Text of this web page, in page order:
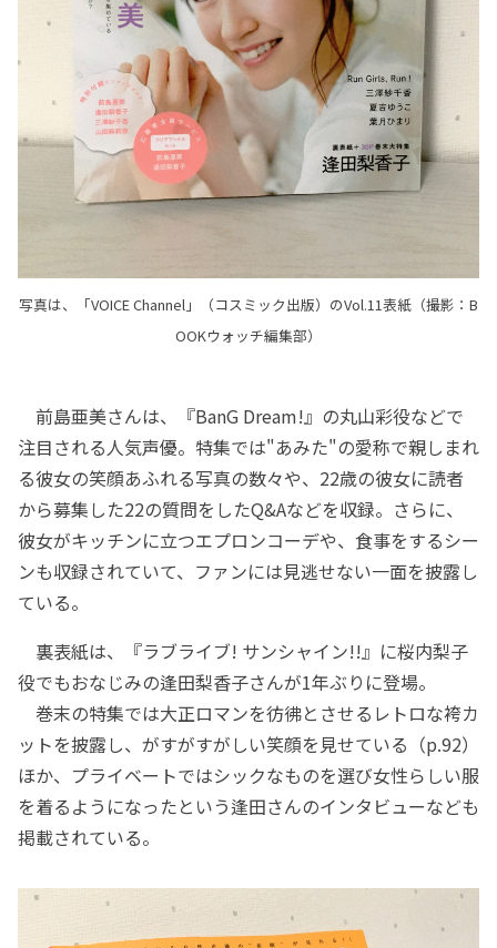
写真は、「VOICE Channel」（コスミック出版）のVol.11表紙（撮影：B
OOKウォッチ編集部）
前島亜美さんは、『BanG Dream!』の丸山彩役などで
注目される人気声優。特集では"あみた"の愛称で親しまれ
る彼女の笑顔あふれる写真の数々や、22歳の彼女に読者
から募集した22の質問をしたQ&Aなどを収録。さらに、
彼女がキッチンに立つエプロンコーデや、食事をするシー
ンも収録されていて、ファンには見逃せない一面を披露し
ている。
裏表紙は、『ラブライブ! サンシャイン!!』に桜内梨子
役でもおなじみの逢田梨香子さんが1年ぶりに登場。
巻末の特集では大正ロマンを彷彿とさせるレトロな袴カ
ットを披露し、がすがすがしい笑顔を見せている（p.92）
ほか、プライベートではシックなものを選び女性らしい服
を着るようになったという逢田さんのインタビューなども
掲載されている。